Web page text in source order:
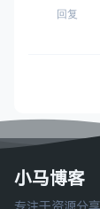
回复
小马博客